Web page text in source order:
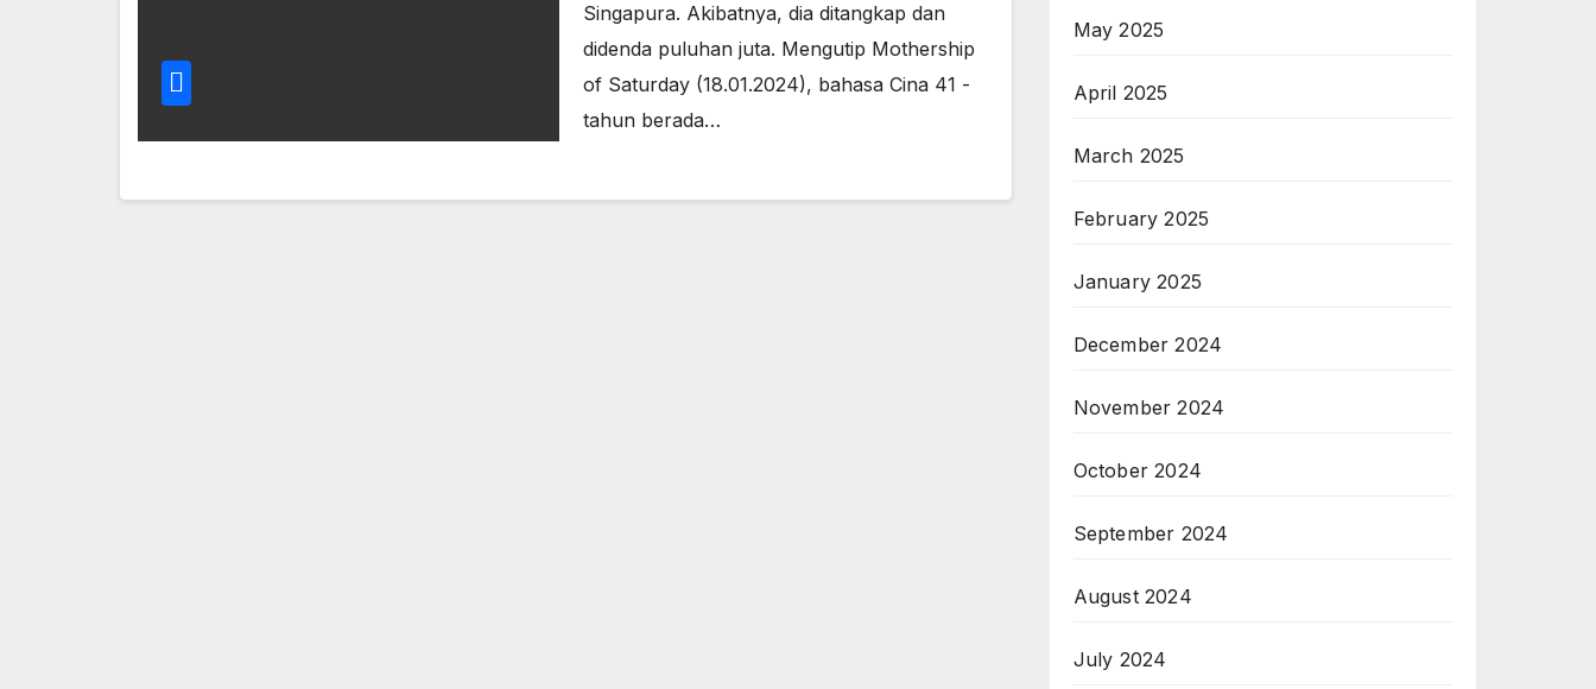
Singapura. Akibatnya, dia ditangkap dan
didenda puluhan juta. Mengutip Mothership
of Saturday (18.01.2024), bahasa Cina 41 -
tahun berada…
May 2025
April 2025
March 2025
February 2025
January 2025
December 2024
November 2024
October 2024
September 2024
August 2024
July 2024